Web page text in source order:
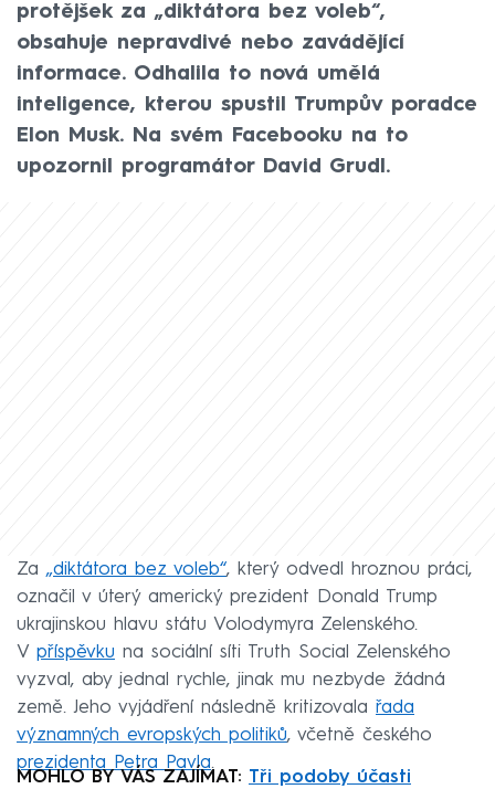
protějšek za „diktátora bez voleb“,
obsahuje nepravdivé nebo zavádějící
informace. Odhalila to nová umělá
inteligence, kterou spustil Trumpův poradce
Elon Musk. Na svém Facebooku na to
upozornil programátor David Grudl.
Za „diktátora bez voleb“, který odvedl hroznou práci,
označil v úterý americký prezident Donald Trump
ukrajinskou hlavu státu Volodymyra Zelenského.
V příspěvku na sociální síti Truth Social Zelenského
vyzval, aby jednal rychle, jinak mu nezbyde žádná
země. Jeho vyjádření následně kritizovala řada
významných evropských politiků, včetně českého
prezidenta Petra Pavla.
MOHLO BY VÁS ZAJÍMAT: Tři podoby účasti